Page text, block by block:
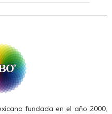
fundada en el año 2000,